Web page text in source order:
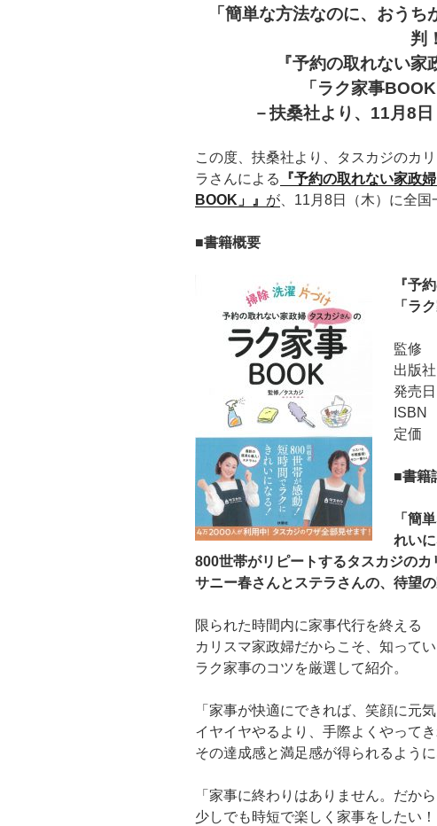
「簡単な方法なのに、おう
判！
『予約の取れない
「ラク家事
－扶桑社より、11月8
この度、扶桑社より、タスカジのカ
ラさんによる
『予約の取れない家政
BOOK」
』 が 、11月8日（木）に全
■書籍概要
『予
「ラ
監
出版
発売
定価
■書籍
「簡
れい
800世帯がリピートするタスカジのカ
サニー春さんとステラさんの、待望の
限られた時間内に家事代行を終える
カリスマ家政婦だからこそ、知って
ラク家事のコツを厳選して紹介。
「家事が快適にできれば、笑顔に元気
イヤイヤやるより、手際よくやってき
その達成感と満足感が得られるよう
「家事に終わりはありません。だから
少しでも時短で楽しく家事をしたい！